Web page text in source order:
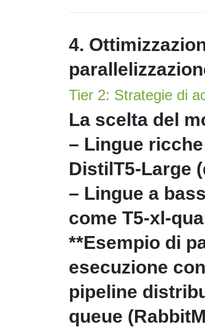
4.
Tier 2: Strategie di
La scelta del
– Lingue
DistilT5-Large
– Lingue a
come T5-xl-
**Esempio di
esecuzione
pipeline
queue